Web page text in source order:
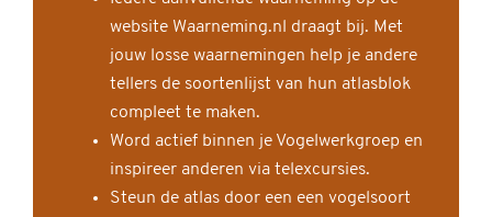
website Waarneming.nl draagt bij. Met
jouw losse waarnemingen help je andere
tellers de soortenlijst van hun atlasblok
compleet te maken.
Word actief binnen je Vogelwerkgroep en
inspireer anderen via telexcursies.
Steun de atlas door een een vogelsoort